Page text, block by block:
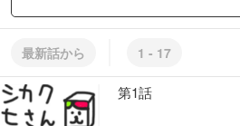
最新話から 1 - 17
第1話